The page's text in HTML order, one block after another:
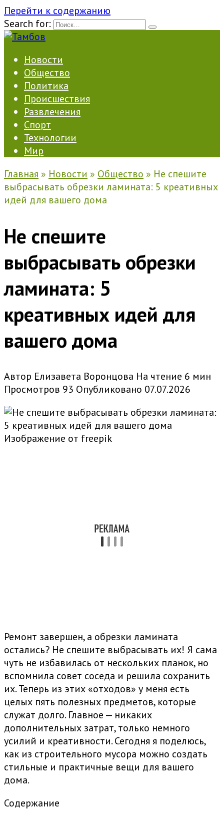
Перейти к содержанию
Search for:
Новости
Общество
Политика
Происшествия
Развлечения
Спорт
Технологии
Мир
Главная » Новости » Общество » Не спешите
выбрасывать обрезки ламината: 5 креативных
идей для вашего дома
Не спешите
выбрасывать обрезки
ламината: 5
креативных идей для
вашего дома
Автор Елизавета Воронцова На чтение 6 мин
Просмотров 93 Опубликовано 07.07.2026
Изображение от freepik
Ремонт завершен, а обрезки ламината
остались? Не спешите выбрасывать их! Я сама
чуть не избавилась от нескольких планок, но
вспомнила совет соседа и решила сохранить
их. Теперь из этих «отходов» у меня есть
целых пять полезных предметов, которые
служат долго. Главное — никаких
дополнительных затрат, только немного
усилий и креативности. Сегодня я поделюсь,
как из строительного мусора можно создать
стильные и практичные вещи для вашего
дома.
Содержание